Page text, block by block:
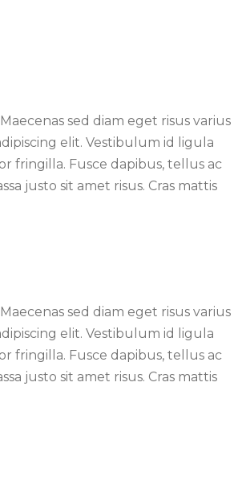
sed diam eget risus varius
elit. Vestibulum id ligula
fringilla. Fusce dapibus, tellus ac
justo sit amet risus. Cras mattis
sed diam eget risus varius
elit. Vestibulum id ligula
fringilla. Fusce dapibus, tellus ac
justo sit amet risus. Cras mattis